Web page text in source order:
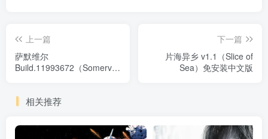
上一篇
萨默维尔
Build.11993672（Somerville）
下一篇
片海异乡 v1.1（Slice of
Sea）免安装中文版
相关推荐